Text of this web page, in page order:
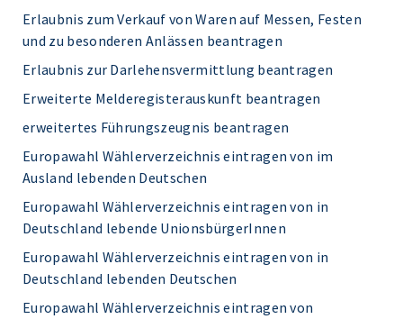
Erlaubnis zum Verkauf von Waren auf Messen, Festen
und zu besonderen Anlässen beantragen
Erlaubnis zur Darlehensvermittlung beantragen
Erweiterte Melderegisterauskunft beantragen
erweitertes Führungszeugnis beantragen
Europawahl Wählerverzeichnis eintragen von im
Ausland lebenden Deutschen
Europawahl Wählerverzeichnis eintragen von in
Deutschland lebende UnionsbürgerInnen
Europawahl Wählerverzeichnis eintragen von in
Deutschland lebenden Deutschen
Europawahl Wählerverzeichnis eintragen von